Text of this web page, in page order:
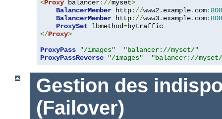
<Proxy balancer://myset>
BalancerMember http://www2. example. com:
BalancerMember http://www3. example. com:
ProxySet lbmethod=
</Proxy>
ProxyPass
"/images"
"balancer://myset/"
ProxyPassReverse
"/images" "balancer://
Gestion des
(Failover)